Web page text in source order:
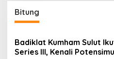
Bitung
Badiklat Kumham Sulut
Series III, Kenali